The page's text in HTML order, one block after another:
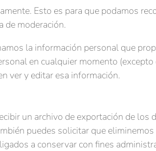
Esto es para que podamos
de moderación.
la información personal que
en cualquier momento (excepto
ver y editar esa información.
un archivo de exportación de los
puedes solicitar que
a conservar con fines